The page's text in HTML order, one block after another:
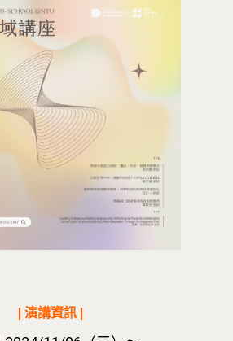
| 演講資訊 |